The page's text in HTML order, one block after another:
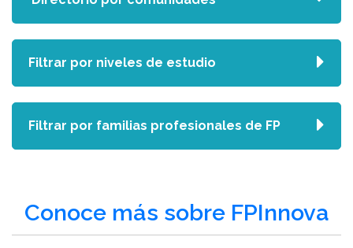
Conoce más sobre FPInnova
Filtrar por niveles de estudio
Filtrar por familias profesionales de FP